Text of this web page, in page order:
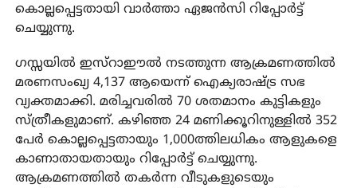
കൊല്ലപ്പെട്ടതായി വാര്‍ത്താ ഏജന്‍സി റിപ്പോര്‍ട്ട്
ചെയ്യുന്നു.
ഗസ്സയില്‍ ഇസ്‌റാഈല്‍ നടത്തുന്ന ആക്രമണത്തില്‍
മരണസംഖ്യ 4,137 ആയെന്ന് ഐക്യരാഷ്ട്ര സഭ
വ്യക്തമാക്കി. മരിച്ചവരില്‍ 70 ശതമാനം കുട്ടികളും
സ്ത്രീകളുമാണ്. കഴിഞ്ഞ 24 മണിക്കൂറിനുള്ളില്‍ 352
പേര്‍ കൊല്ലപ്പെട്ടതായും 1,000ത്തിലധികം ആളുകളെ
കാണാതായതായും റിപ്പോര്‍ട്ട് ചെയ്യുന്നു.
ആക്രമണത്തില്‍ തകര്‍ന്ന വീടുകളുടെയും